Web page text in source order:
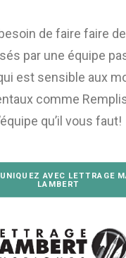
de faire faire
par une équipe
est sensible aux
comme
qu’il vous faut!
AVEC LETTRAGE
LAMBERT